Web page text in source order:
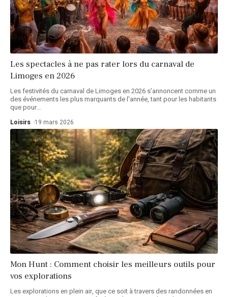
Les spectacles à ne pas rater lors du carnaval de
Limoges en 2026
Les festivités du carnaval de Limoges en 2026 s’annoncent comme un
des événements les plus marquants de l'année, tant pour les habitants
que pour…
Loisirs 19 mars 2026
Mon Hunt : Comment choisir les meilleurs outils pour
vos explorations
Les explorations en plein air, que ce soit à travers des randonnées en